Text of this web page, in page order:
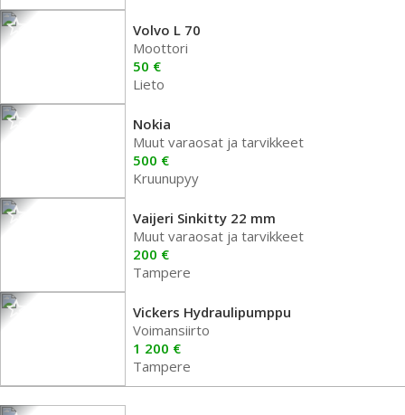
Volvo L 70
Moottori
50 €
Lieto
Nokia
Muut varaosat ja tarvikkeet
500 €
Kruunupyy
Vaijeri Sinkitty 22 mm
Muut varaosat ja tarvikkeet
200 €
Tampere
Vickers Hydraulipumppu
Voimansiirto
1 200 €
Tampere